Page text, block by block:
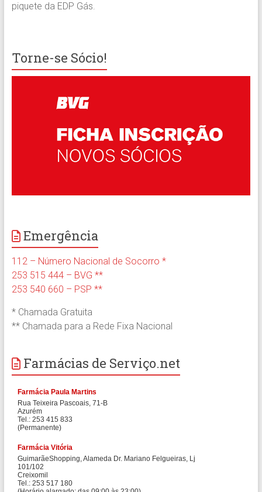
piquete da EDP Gás.
Torne-se Sócio!
Emergência
112 – Número Nacional de Socorro *
253 515 444 – BVG **
253 540 660 – PSP **
* Chamada Gratuita
** Chamada para a Rede Fixa Nacional
Farmácias de Serviço.net